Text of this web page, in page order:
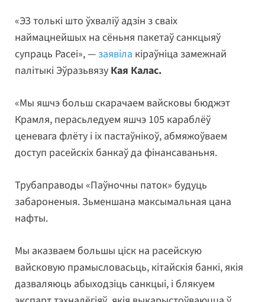
«ЭЗ толькі што ўхваліў адзін з сваіх
наймацнейшых на сёньня пакетаў санкцыяў
супраць Расеі», — заявіла кіраўніца замежнай
палітыкі Эўразьвязу Кая Калас.
«Мы яшчэ больш скарачаем вайсковы бюджэт
Крамля, перасьледуем яшчэ 105 караблёў
ценевага флёту і іх пастаўнікоў, абмяжоўваем
доступ расейскіх банкаў да фінансаваньня.
Трубаправоды «Паўночны паток» будуць
забароненыя. Зьменшана максымальная цана
нафты.
Мы аказваем большы ціск на расейскую
вайсковую прамысловасьць, кітайскія банкі, якія
дазваляюць абыходзіць санкцыі, і блякуем